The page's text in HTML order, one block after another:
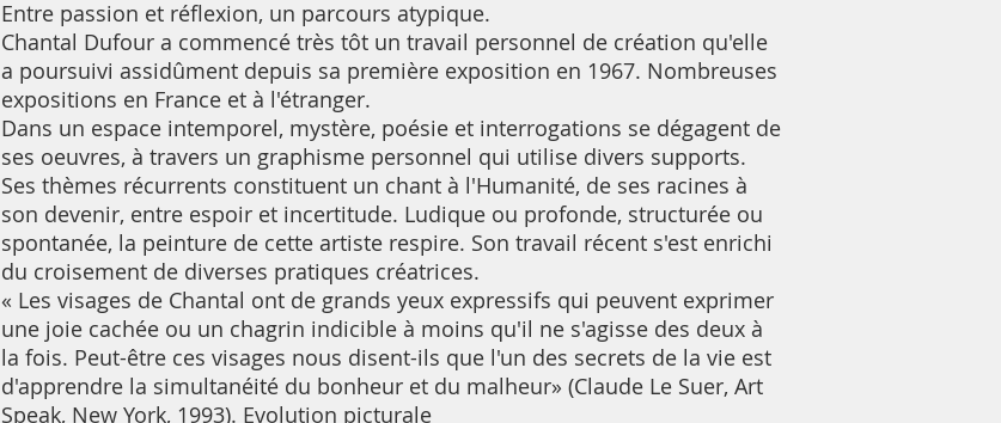
Entre passion et réflexion, un parcours atypique.
Chantal Dufour a commencé très tôt un travail personnel de création qu'elle
a poursuivi assidûment depuis sa première exposition en 1967. Nombreuses
expositions en France et à l'étranger.
Dans un espace intemporel, mystère, poésie et interrogations se dégagent de
ses oeuvres, à travers un graphisme personnel qui utilise divers supports.
Ses thèmes récurrents constituent un chant à l'Humanité, de ses racines à
son devenir, entre espoir et incertitude. Ludique ou profonde, structurée ou
spontanée, la peinture de cette artiste respire. Son travail récent s'est enrichi
du croisement de diverses pratiques créatrices.
« Les visages de Chantal ont de grands yeux expressifs qui peuvent exprimer
une joie cachée ou un chagrin indicible à moins qu'il ne s'agisse des deux à
la fois. Peut-être ces visages nous disent-ils que l'un des secrets de la vie est
d'apprendre la simultanéité du bonheur et du malheur» (Claude Le Suer, Art
Speak, New York, 1993). Evolution picturale